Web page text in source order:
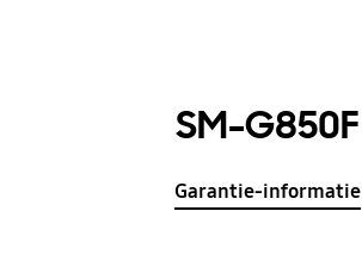
SM-G850F
Garantie-informatie